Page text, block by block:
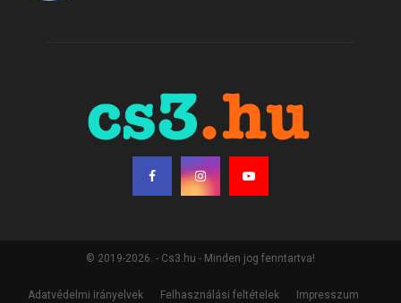
© 2019-2026. - Cs3.hu - Minden jog fenntartva!
Adatvédelmi irányelvek Felhasználási feltételek Impresszum